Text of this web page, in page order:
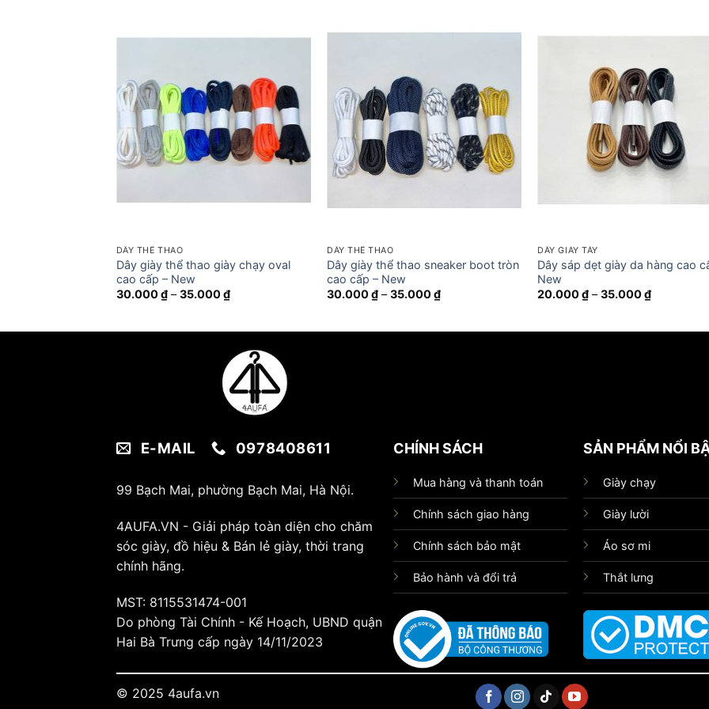
DÂY THỂ THAO
Dây giày thể thao giày chạy oval
cao cấp – New
30.000₫ – 35.000₫Khoảng
giá:
35.000 ₫
DÂY THỂ THAO
Dây giày thể thao sneaker boot tròn
cao cấp – New
30.000₫ – 35.000₫Khoảng
DÂY GIÀY TÂY
Dây sáp dẹt giày da hàng cao
New
20.000₫ – 35.000₫Khoảng
E-MAIL 0978408611
99 Bạch Mai, phường Bạch Mai, Hà Nội.
4AUFA.VN - Giải pháp toàn diện cho chăm
sóc giày, đồ hiệu & Bán lẻ giày, thời trang
chính hãng.
MST: 8115531474-001
Do phòng Tài Chính - Kế Hoạch, UBND quận
Hai Bà Trưng cấp ngày 14/11/2023
CHÍNH SÁCH
Mua hàng và thanh toán
Chính sách giao hàng
Chính sách bảo mật
Bảo hành và đổi trả
SẢN PHẨM NỔI
Giày chạy
Giày lười
Áo sơ mi
Thắt lưng
© 2025 4aufa.vn